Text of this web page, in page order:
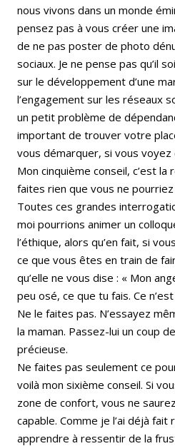
nous vivons dans un monde
pensez pas à vous créer une
de ne pas poster de photo
sociaux. Je ne pense pas qu’il
sur le développement d’une
l’engagement sur les réseaux
un petit problème de
important de trouver votre
vous démarquer, si vous voyez
Mon cinquième conseil, c’est la
faites rien que vous ne
Toutes ces grandes
moi pourrions animer un
l’éthique, alors qu’en fait, si
ce que vous êtes en train de
qu’elle ne vous dise : « Mon
peu osé, ce que tu fais. Ce
Ne le faites pas. N’essayez
la maman. Passez-lui un coup
précieuse.
Ne faites pas seulement ce
voilà mon sixième conseil. Si
zone de confort, vous ne
capable. Comme je l’ai déjà
apprendre à ressentir de la